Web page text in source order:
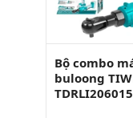
Bộ combo
buloong